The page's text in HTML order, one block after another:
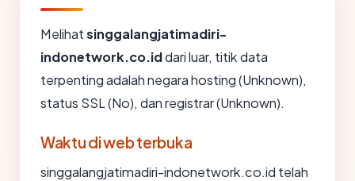
Melihatsinggalangjatimadiri-
indonetwork.co.iddari luar, titik data
terpenting adalah negara hosting (Unknown),
status SSL (No), dan registrar (Unknown).
Waktu di web terbuka
singgalangjatimadiri-indonetwork.co.id telah